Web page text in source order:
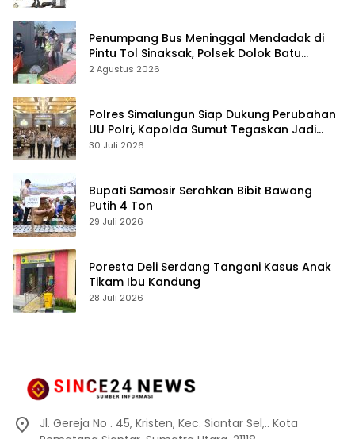
Penumpang Bus Meninggal Mendadak di
Pintu Tol Sinaksak, Polsek Dolok Batu
Nanggar Gerak Cepat Olah TKP
2 Agustus 2026
Polres Simalungun Siap Dukung Perubahan
UU Polri, Kapolda Sumut Tegaskan Jadi
Fondasi Penguatan Profesionalisme dan
30 Juli 2026
Bupati Samosir Serahkan Bibit Bawang
Putih 4 Ton
29 Juli 2026
Poresta Deli Serdang Tangani Kasus Anak
Tikam Ibu Kandung
28 Juli 2026
Jl. Gereja No . 45, Kristen, Kec. Siantar Sel,.. Kota